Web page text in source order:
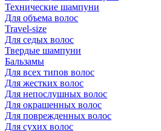
Технические шампуни
Для объема волос
Travel-size
Для седых волос
Твердые шампуни
Бальзамы
Для всех типов волос
Для жестких волос
Для непослушных волос
Для окрашенных волос
Для поврежденных волос
Для сухих волос